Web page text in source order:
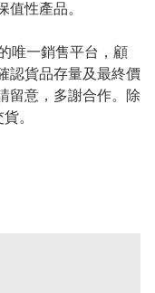
值性產品。
唯一銷售平台，顧
認貨品存量及最終價
留意，多謝合作。除
。